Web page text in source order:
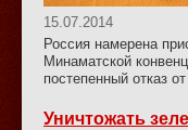
15.07.2014
Россия намерена
Минаматской
постепенный отказ
Уничтожать